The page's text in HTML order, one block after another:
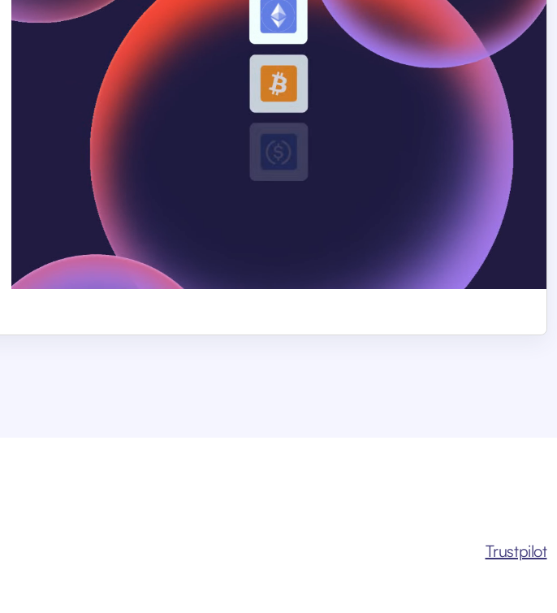
Trustpilot